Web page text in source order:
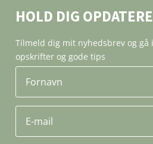
HOLD DIG
Tilmeld dig mit nyhedsbrev og gå
opskrifter og gode tips